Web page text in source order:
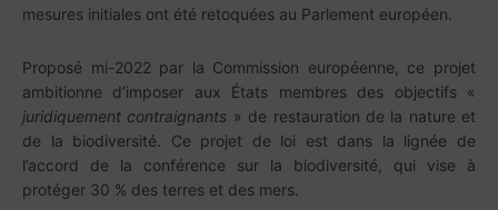
mesures initiales ont été retoquées au Parlement européen.
Proposé mi-2022 par la Commission européenne, ce projet
ambitionne d’imposer aux États membres des objectifs «
juridiquement contraignants » de restauration de la nature et
de la biodiversité. Ce projet de loi est dans la lignée de
l’accord de la conférence sur la biodiversité, qui vise à
protéger 30 % des terres et des mers.